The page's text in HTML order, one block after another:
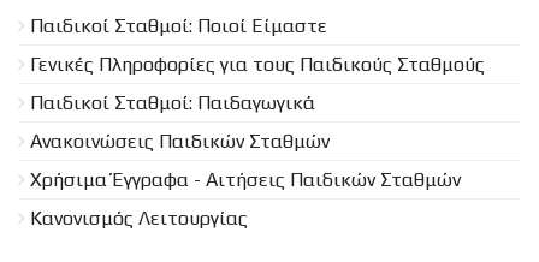
Παιδικοί Σταθμοί: Ποιοί Είμαστε
Γενικές Πληροφορίες για τους Παιδικούς Σταθμούς
Παιδικοί Σταθμοί: Παιδαγωγικά
Ανακοινώσεις Παιδικών Σταθμών
Χρήσιμα Έγγραφα - Αιτήσεις Παιδικών Σταθμών
Κανονισμός Λειτουργίας